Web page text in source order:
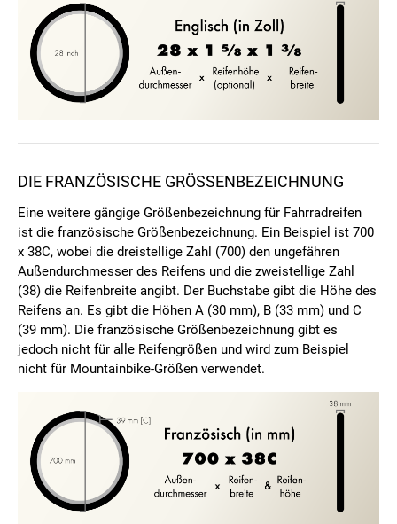
DIE FRANZÖSISCHE GRÖSSENBEZEICHNUNG
Eine weitere gängige Größenbezeichnung für Fahrradreifen
ist die französische Größenbezeichnung. Ein Beispiel ist 700
x 38C, wobei die dreistellige Zahl (700) den ungefähren
Außendurchmesser des Reifens und die zweistellige Zahl
(38) die Reifenbreite angibt. Der Buchstabe gibt die Höhe des
Reifens an. Es gibt die Höhen A (30 mm), B (33 mm) und C
(39 mm). Die französische Größenbezeichnung gibt es
jedoch nicht für alle Reifengrößen und wird zum Beispiel
nicht für Mountainbike-Größen verwendet.